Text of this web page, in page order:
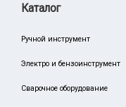
Каталог
Ручной инструмент
Электро и бензоинструмент
Сварочное оборудование